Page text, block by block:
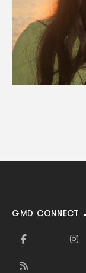
GMD CONNECT